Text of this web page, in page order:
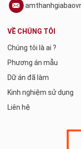
VỀ CHÚNG TÔI
Chúng tôi là ai ?
Phương án mẫu
Dữ án đã làm
Kinh nghiệm sử dụng
Liên hệ